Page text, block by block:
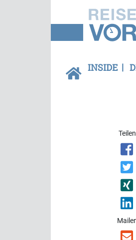
INSIDE
Teilen